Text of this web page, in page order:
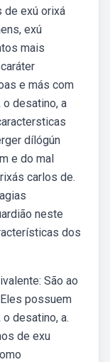
de exú orixá
exú
mais
e más com
o desatino, a
dílógún
e do mal
carlos de.
neste
dos
São ao
possuem
desatino, a.
de exu